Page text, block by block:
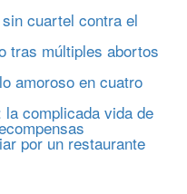
cuartel contra el
tras múltiples abortos
amoroso en cuatro
la complicada vida de
por un restaurante